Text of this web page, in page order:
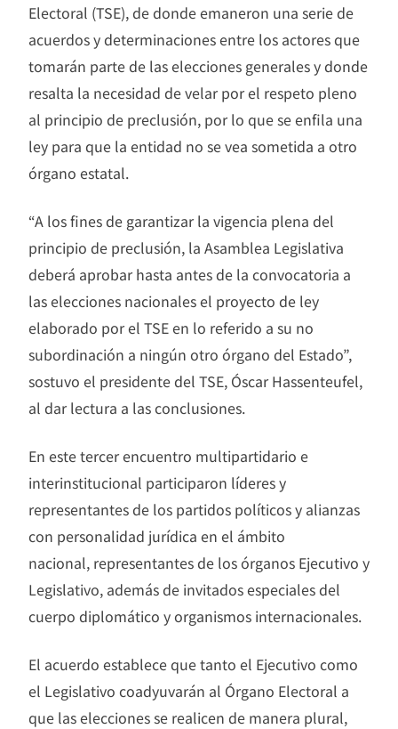
Electoral (TSE), de donde emaneron una serie de
acuerdos y determinaciones entre los actores que
tomarán parte de las elecciones generales y donde
resalta la necesidad de velar por el respeto pleno
al principio de preclusión, por lo que se enfila una
ley para que la entidad no se vea sometida a otro
órgano estatal.
“A los fines de garantizar la vigencia plena del
principio de preclusión, la Asamblea Legislativa
deberá aprobar hasta antes de la convocatoria a
las elecciones nacionales el proyecto de ley
elaborado por el TSE en lo referido a su no
subordinación a ningún otro órgano del Estado”,
sostuvo el presidente del TSE, Óscar Hassenteufel,
al dar lectura a las conclusiones.
En este tercer encuentro multipartidario e
interinstitucional participaron líderes y
representantes de los partidos políticos y alianzas
con personalidad jurídica en el ámbito
nacional, representantes de los órganos Ejecutivo y
Legislativo, además de invitados especiales del
cuerpo diplomático y organismos internacionales.
El acuerdo establece que tanto el Ejecutivo como
el Legislativo coadyuvarán al Órgano Electoral a
que las elecciones se realicen de manera plural,